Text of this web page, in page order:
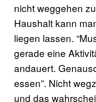
nicht weggehen
Haushalt kann
liegen lassen.
gerade eine
andauert.
essen”. Nicht
und das